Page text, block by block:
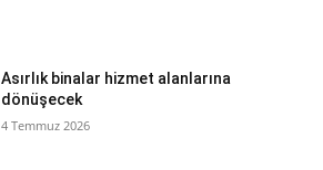
Asırlık binalar hizmet alanlarına
dönüşecek
4 Temmuz 2026